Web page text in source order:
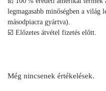
legmagasabb minőségben a világ
másodpiacra gyártva).
☑️ Előzetes átvétel fizetés előtt.
Még nincsenek értékelések.